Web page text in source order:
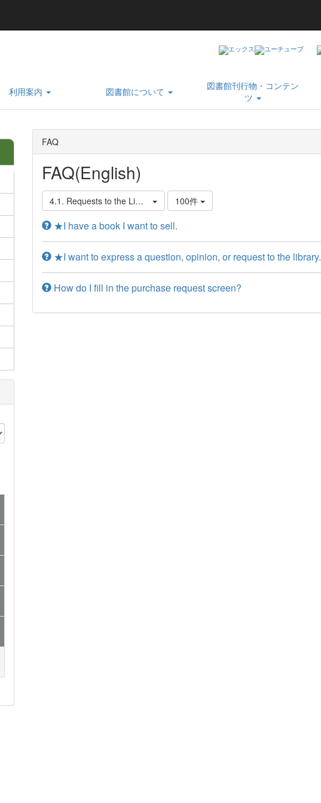
利用案内 図書館について
図書館刊行物・コンテン
ツ
FAQ
FAQ(English)
4.1. Requests to the Library 100件
★I have a book I want to sell.
★I want to express a question, opinion, or request to the library.
How do I fill in the purchase request screen?